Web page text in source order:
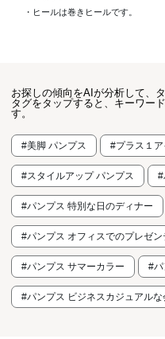
・ヒールは巻きヒールです。
お探しの傾向をAIが分析して、
タグをタップすると、キーワー
す。
#美脚 パンプス #プラス１
#スタイルアップ パンプス #
#パンプス 特別な日のディナー
#パンプス オフィスでのプレゼン
#パンプス サマーカラー #
#パンプス ビジネスカジュアルな